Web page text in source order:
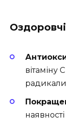
вітаміну
радикали